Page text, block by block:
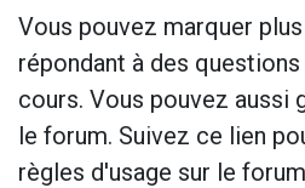
Vous pouvez marquer
répondant à des
cours. Vous pouvez aussi
le forum. Suivez ce lien
règles d'usage sur le